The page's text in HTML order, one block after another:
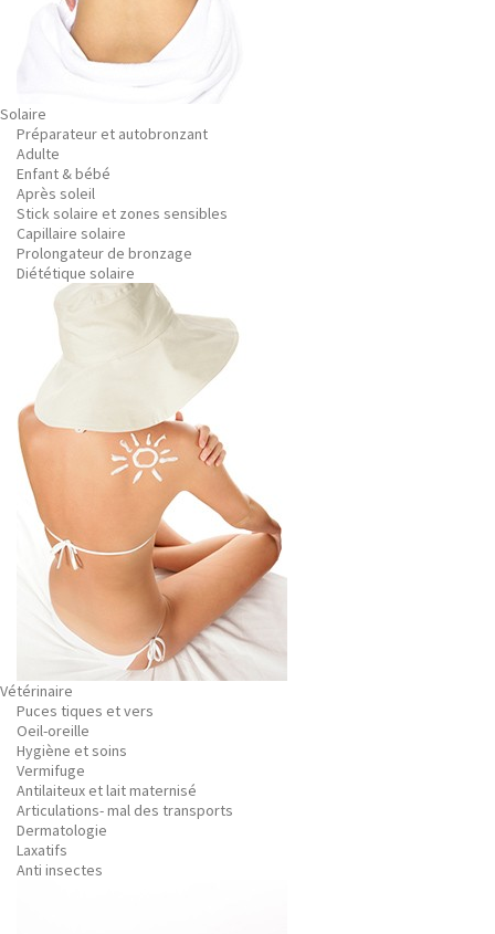
Solaire
Préparateur et autobronzant
Adulte
Enfant & bébé
Après soleil
Stick solaire et zones sensibles
Capillaire solaire
Prolongateur de bronzage
Diététique solaire
Vétérinaire
Puces tiques et vers
Oeil-oreille
Hygiène et soins
Vermifuge
Antilaiteux et lait maternisé
Articulations- mal des transports
Dermatologie
Laxatifs
Anti insectes